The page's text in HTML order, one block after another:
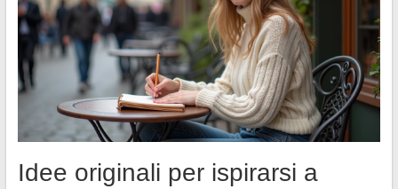
Idee originali per ispirarsi a